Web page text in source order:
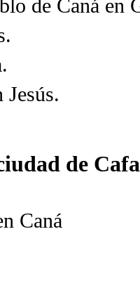
de Caná en
de
Caná